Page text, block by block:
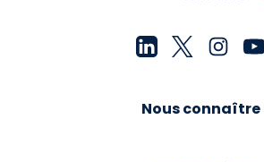
Nous connaître